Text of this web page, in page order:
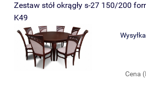
Zestaw stół okrągły s-27 150/200
K49
Cena